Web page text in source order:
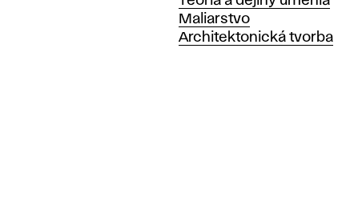
Maliarstvo
Architektonická tvorba